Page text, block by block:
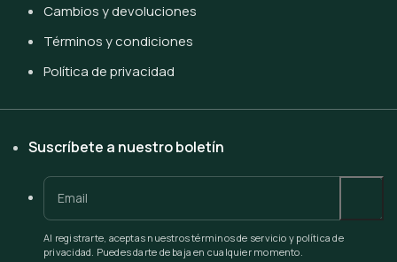
Cambios y devoluciones
Términos y condiciones
Política de privacidad
Suscríbete a nuestro boletín
Al registrarte, aceptas nuestros términos de servicio y política de
privacidad. Puedes darte de baja en cualquier momento.